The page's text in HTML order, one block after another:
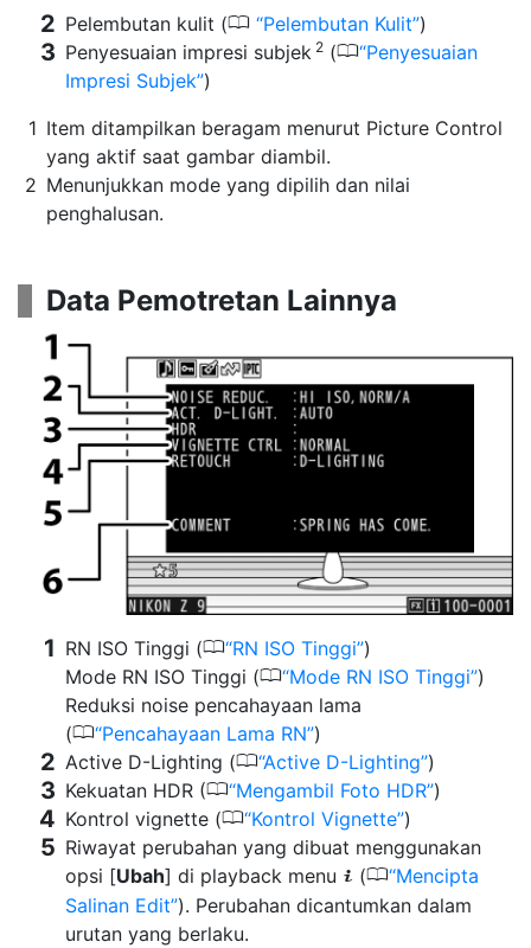
Pelembutan kulit (0 Pelembutan Kulit )
Penyesuaian impresi subjek 2 (0 Penyesuaian
Impresi Subjek )
Item ditampilkan beragam menurut Picture Control
yang aktif saat gambar diambil.
Menunjukkan mode yang dipilih dan nilai
penghalusan.
Data Pemotretan Lainnya
RN ISO Tinggi (0 RN ISO Tinggi )
Mode RN ISO Tinggi (0 Mode RN ISO Tinggi )
Reduksi noise pencahayaan lama
(0 Pencahayaan Lama RN )
Active D-Lighting (0 Active D-Lighting )
Kekuatan HDR (0 Mengambil Foto HDR )
Kontrol vignette (0 Kontrol Vignette )
Riwayat perubahan yang dibuat menggunakan
opsi [Ubah] di playback menu i (0 Mencipta
Salinan Edit ). Perubahan dicantumkan dalam
urutan yang berlaku.